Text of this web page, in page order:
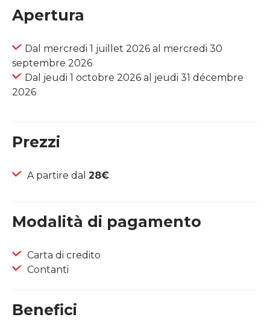
Apertura
Dal mercredi 1 juillet 2026 al mercredi 30
septembre 2026
Dal jeudi 1 octobre 2026 al jeudi 31 décembre
2026
Prezzi
A partire dal 28€
Modalità di pagamento
Carta di credito
Contanti
Benefici